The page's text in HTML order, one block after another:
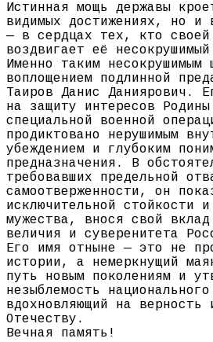
Истинная мощь державы
видимых достижениях, но и
— в сердцах тех, кто
воздвигает её
Именно таким несокрушимым
воплощением подлинной
Таиров Данис Даниярович.
на защиту интересов
специальной военной
продиктовано нерушимым
убеждением и глубоким
предназначения. В
требовавших предельной
самоотверженности, он
исключительной стойкости
мужества, внося свой
величия и суверенитета
Его имя отныне — это не
истории, а немеркнущий
путь новым поколениям и
незыблемость
вдохновляющий на верность
Отечеству.
Вечная память!